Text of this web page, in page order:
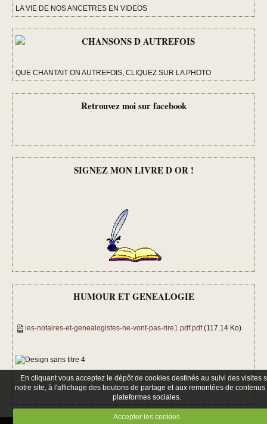
LA VIE DE NOS ANCETRES EN VIDEOS
QUE CHANTAIT ON AUTREFOIS, CLIQUEZ SUR LA PHOTO
Retrouvez moi sur facebook
SIGNEZ MON LIVRE D OR !
HUMOUR ET GENEALOGIE
les-notaires-et-genealogistes-ne-vont-pas-rire1.pdf.pdf(117.14 Ko)
En cliquant vous acceptez le dépôt de cookies destinés au suivi des visites
notre site, à l'affichage des boutons de partage et aux remontées de contenus
plateformes sociales.
Accepter les cookies